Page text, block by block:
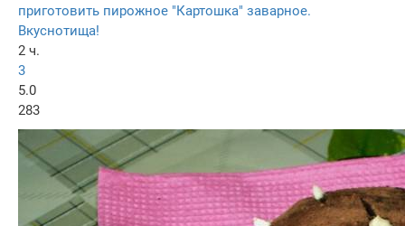
приготовить пирожное "Картошка" заварное.
Вкуснотища!
2 ч.
3
5.0
283